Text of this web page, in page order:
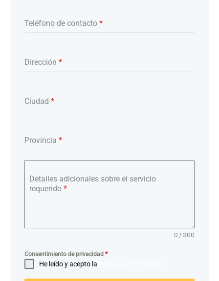
Teléfono de contacto *
Dirección *
Ciudad *
Provincia *
Detalles adicionales sobre el servicio
requerido *
0 / 300
Consentimiento de privacidad *
He leído y acepto la